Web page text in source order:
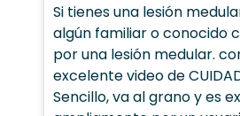
Si tienes una lesión
algún familiar o conocido
por una lesión medular.
excelente video de
Sencillo, va al grano y es